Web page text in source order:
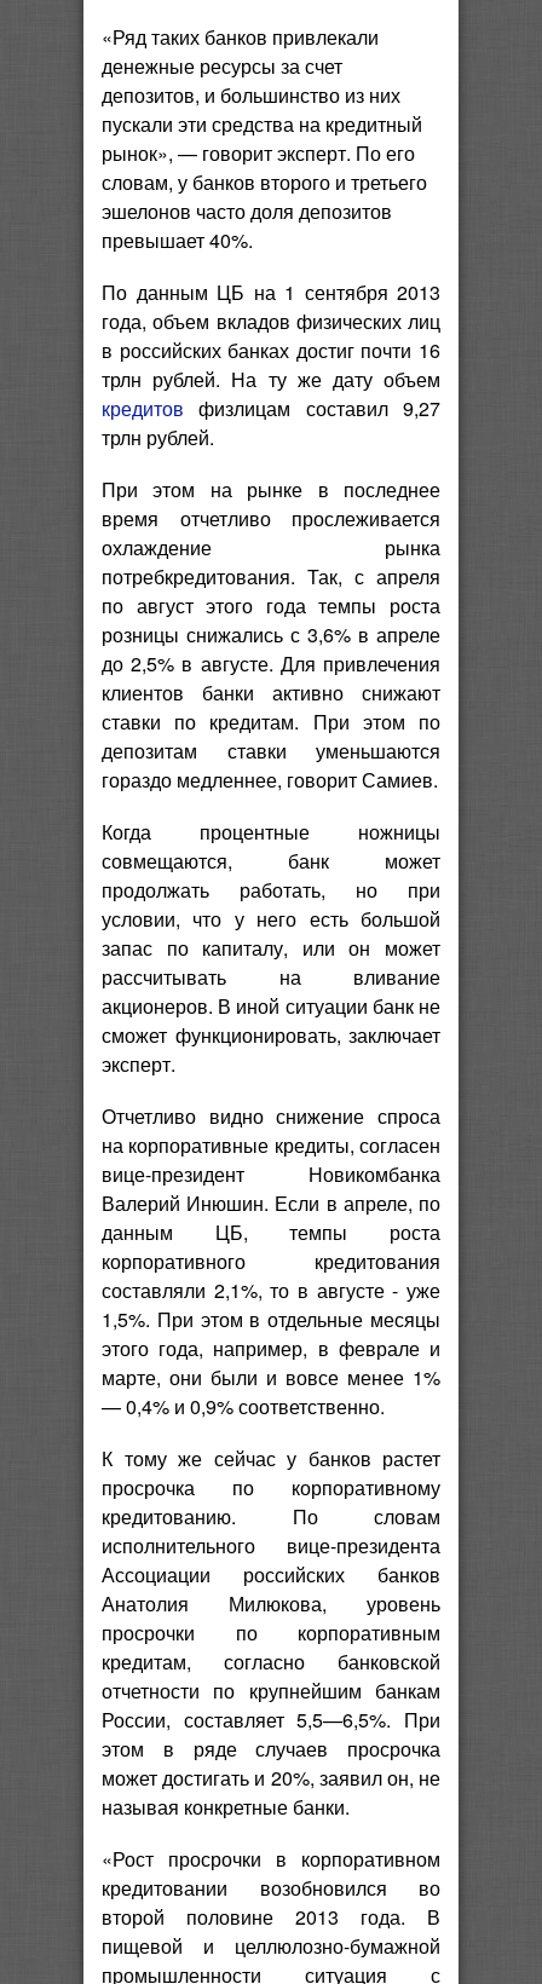
«Ряд таких банков привлекали
денежные ресурсы за счет
депозитов, и большинство из них
пускали эти средства на кредитный
рынок», — говорит эксперт. По его
словам, у банков второго и третьего
эшелонов часто доля депозитов
превышает 40%.
По данным ЦБ на 1 сентября 2013
года, объем вкладов физических лиц
в российских банках достиг почти 16
трлн рублей. На ту же дату объем
кредитов физлицам составил 9,27
трлн рублей.
При этом на рынке в последнее
время отчетливо прослеживается
охлаждение рынка
потребкредитования. Так, с апреля
по август этого года темпы роста
розницы снижались с 3,6% в апреле
до 2,5% в августе. Для привлечения
клиентов банки активно снижают
ставки по кредитам. При этом по
депозитам ставки уменьшаются
гораздо медленнее, говорит Самиев.
Когда процентные ножницы
совмещаются, банк может
продолжать работать, но при
условии, что у него есть большой
запас по капиталу, или он может
рассчитывать на вливание
акционеров. В иной ситуации банк не
сможет функционировать, заключает
эксперт.
Отчетливо видно снижение спроса
на корпоративные кредиты, согласен
вице-президент Новикомбанка
Валерий Инюшин. Если в апреле, по
данным ЦБ, темпы роста
корпоративного кредитования
составляли 2,1%, то в августе - уже
1,5%. При этом в отдельные месяцы
этого года, например, в феврале и
марте, они были и вовсе менее 1%
— 0,4% и 0,9% соответственно.
К тому же сейчас у банков растет
просрочка по корпоративному
кредитованию. По словам
исполнительного вице-президента
Ассоциации российских банков
Анатолия Милюкова, уровень
просрочки по корпоративным
кредитам, согласно банковской
отчетности по крупнейшим банкам
России, составляет 5,5—6,5%. При
этом в ряде случаев просрочка
может достигать и 20%, заявил он, не
называя конкретные банки.
«Рост просрочки в корпоративном
кредитовании возобновился во
второй половине 2013 года. В
пищевой и целлюлозно-бумажной
промышленности ситуация с